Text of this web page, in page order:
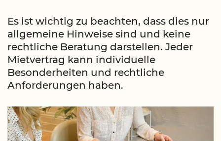
Es ist wichtig zu beachten, dass dies nur
allgemeine Hinweise sind und keine
rechtliche Beratung darstellen. Jeder
Mietvertrag kann individuelle
Besonderheiten und rechtliche
Anforderungen haben.